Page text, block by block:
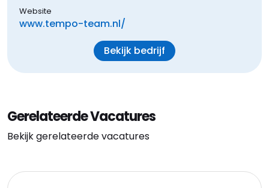
Website
www.tempo-team.nl/
Bekijk bedrijf
Gerelateerde Vacatures
Bekijk gerelateerde vacatures